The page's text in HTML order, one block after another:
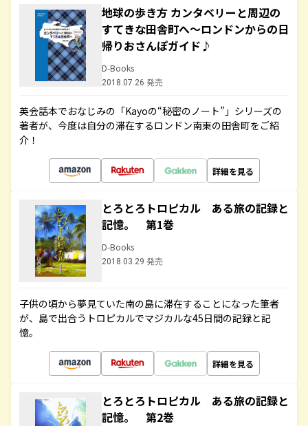
地球の歩き方 カンタベリーと周辺の
すてきな田舎町へ～ロンドンからの日
帰りおさんぽガイド♪
D-Books
2018.07.26 発売
英会話本でおなじみの「Kayoの“秘密のノート”」シリーズの
著者が、今度は自分の滞在するロンドン南東の田舎町をご紹
介！
詳細を見る
とろとろトロピカル ある旅の記録と
記憶。 第1巻
D-Books
2018.03.29 発売
子供の頃から夢見ていた南の島に滞在することになった筆者
が、島で出合うトロピカルでマジカルな45日間の記録と記
憶。
詳細を見る
とろとろトロピカル ある旅の記録と
記憶。 第2巻